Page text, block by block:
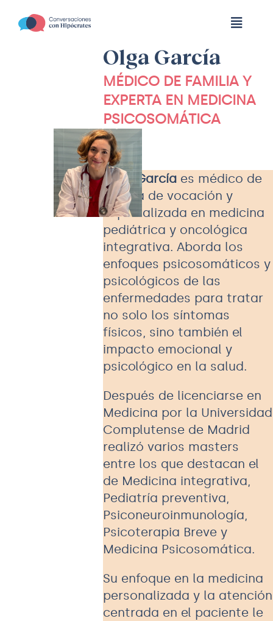
content
Toggle
CONCLUSIONES
EDICIONES ANTERIORES
PODCAST EN SINTONÍA
BLOG DEL PACIENTE
Olga García
MÉDICO DE FAMILIA Y
EXPERTA EN MEDICINA
PSICOSOMÁTICA
Olga Garcíaes médico de
familia de vocación y
especializada en medicina
pediátrica y oncológica
integrativa. Aborda los
enfoques psicosomáticos y
psicológicos de las
enfermedades para tratar
no solo los síntomas
físicos, sino también el
impacto emocional y
psicológico en la salud.
Después de licenciarse en
Medicina por la Universidad
Complutense de Madrid
realizó varios masters
entre los que destacan el
de Medicina integrativa,
Pediatría preventiva,
Psiconeuroinmunología,
Psicoterapia Breve y
Medicina Psicosomática.
Su enfoque en la medicina
personalizada y la atención
centrada en el paciente le